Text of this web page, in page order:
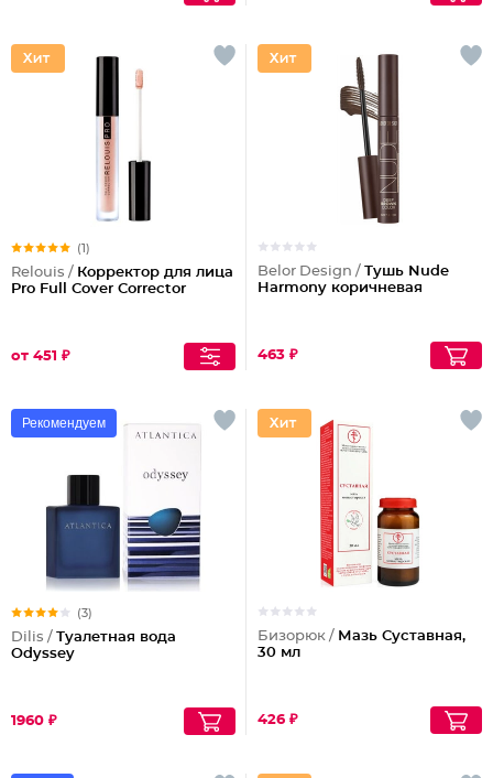
(1)
Relouis / Корректор для лица
Pro Full Cover Corrector
от 451 ₽
Belor Design / Тушь Nude
Harmony коричневая
463 ₽
Рекомендуем
(3)
Dilis / Туалетная вода
Odyssey
1960 ₽
Бизорюк / Мазь Суставная,
30 мл
426 ₽